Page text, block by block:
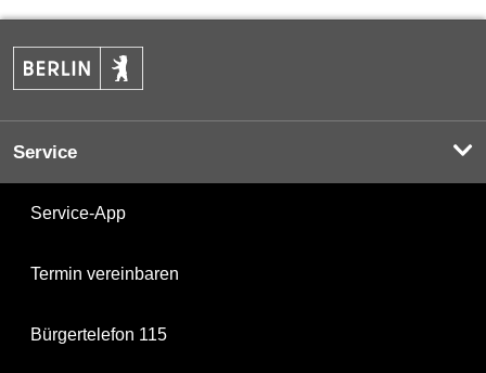
Service
Service-App
Termin vereinbaren
Bürgertelefon 115